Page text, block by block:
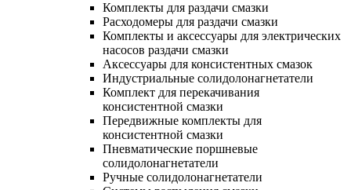
Комплекты для раздачи смазки
Расходомеры для раздачи смазки
Комплекты и аксессуары для электрических
насосов раздачи смазки
Аксессуары для консистентных смазок
Индустриальные солидолонагнетатели
Комплект для перекачивания
консистентной смазки
Передвижные комплекты для
консистентной смазки
Пневматические поршневые
солидолонагнетатели
Ручные солидолонагнетатели